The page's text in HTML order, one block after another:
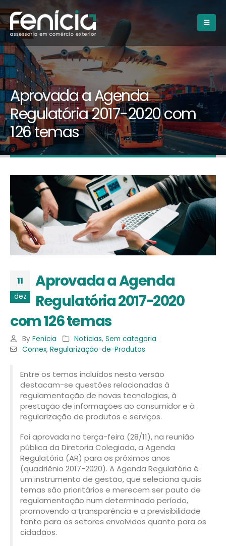
Aprovada a Agenda
Regulatória 2017-2020 com
126 temas
11
dez
Aprovada a Agenda
Regulatória 2017-2020
com 126 temas
By Fenícia Notícias, Sem categoria
Comex, Regularização-de-Produtos
Entre os temas incluídos nesta versão
destacam-se questões relacionadas à
regulamentação de novas tecnologias, à
prestação de informações ao consumidor e à
regularização de produtos e serviços.
Foi aprovada na terça-feira (28/11), na reunião
pública da Diretoria Colegiada, a Agenda
Regulatória (AR) para os próximos anos
(quadriênio 2017-2020). A Agenda Regulatória é
um instrumento de gestão, que seleciona quais
temas são prioritários e merecem ser pauta de
regulamentação num determinado período,
promovendo a transparência e a previsibilidade
tanto para os setores envolvidos quanto para os
cidadãos.